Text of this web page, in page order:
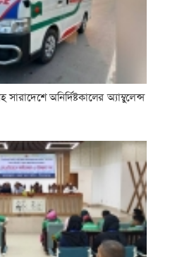
অনির্দিষ্টকালের অ্যাম্বুলেন্স